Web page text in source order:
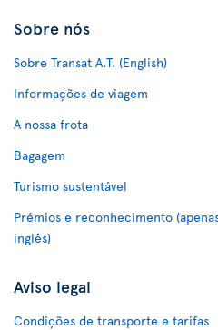
Sobre nós
Sobre Transat A.T. (English)
Informações de viagem
A nossa frota
Bagagem
Turismo sustentável
Prémios e reconhecimento
inglês)
Aviso legal
Condições de transporte e tarifas